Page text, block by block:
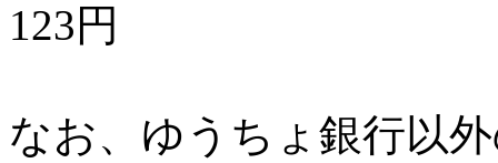
123円
なお、ゆうちょ銀行以